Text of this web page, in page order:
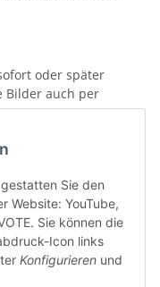
oder später
Bilder auch per
Sie den
Website: YouTube,
Sie können die
Icon links
Konfigurieren und